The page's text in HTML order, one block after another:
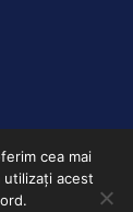
cea mai
utilizați acest